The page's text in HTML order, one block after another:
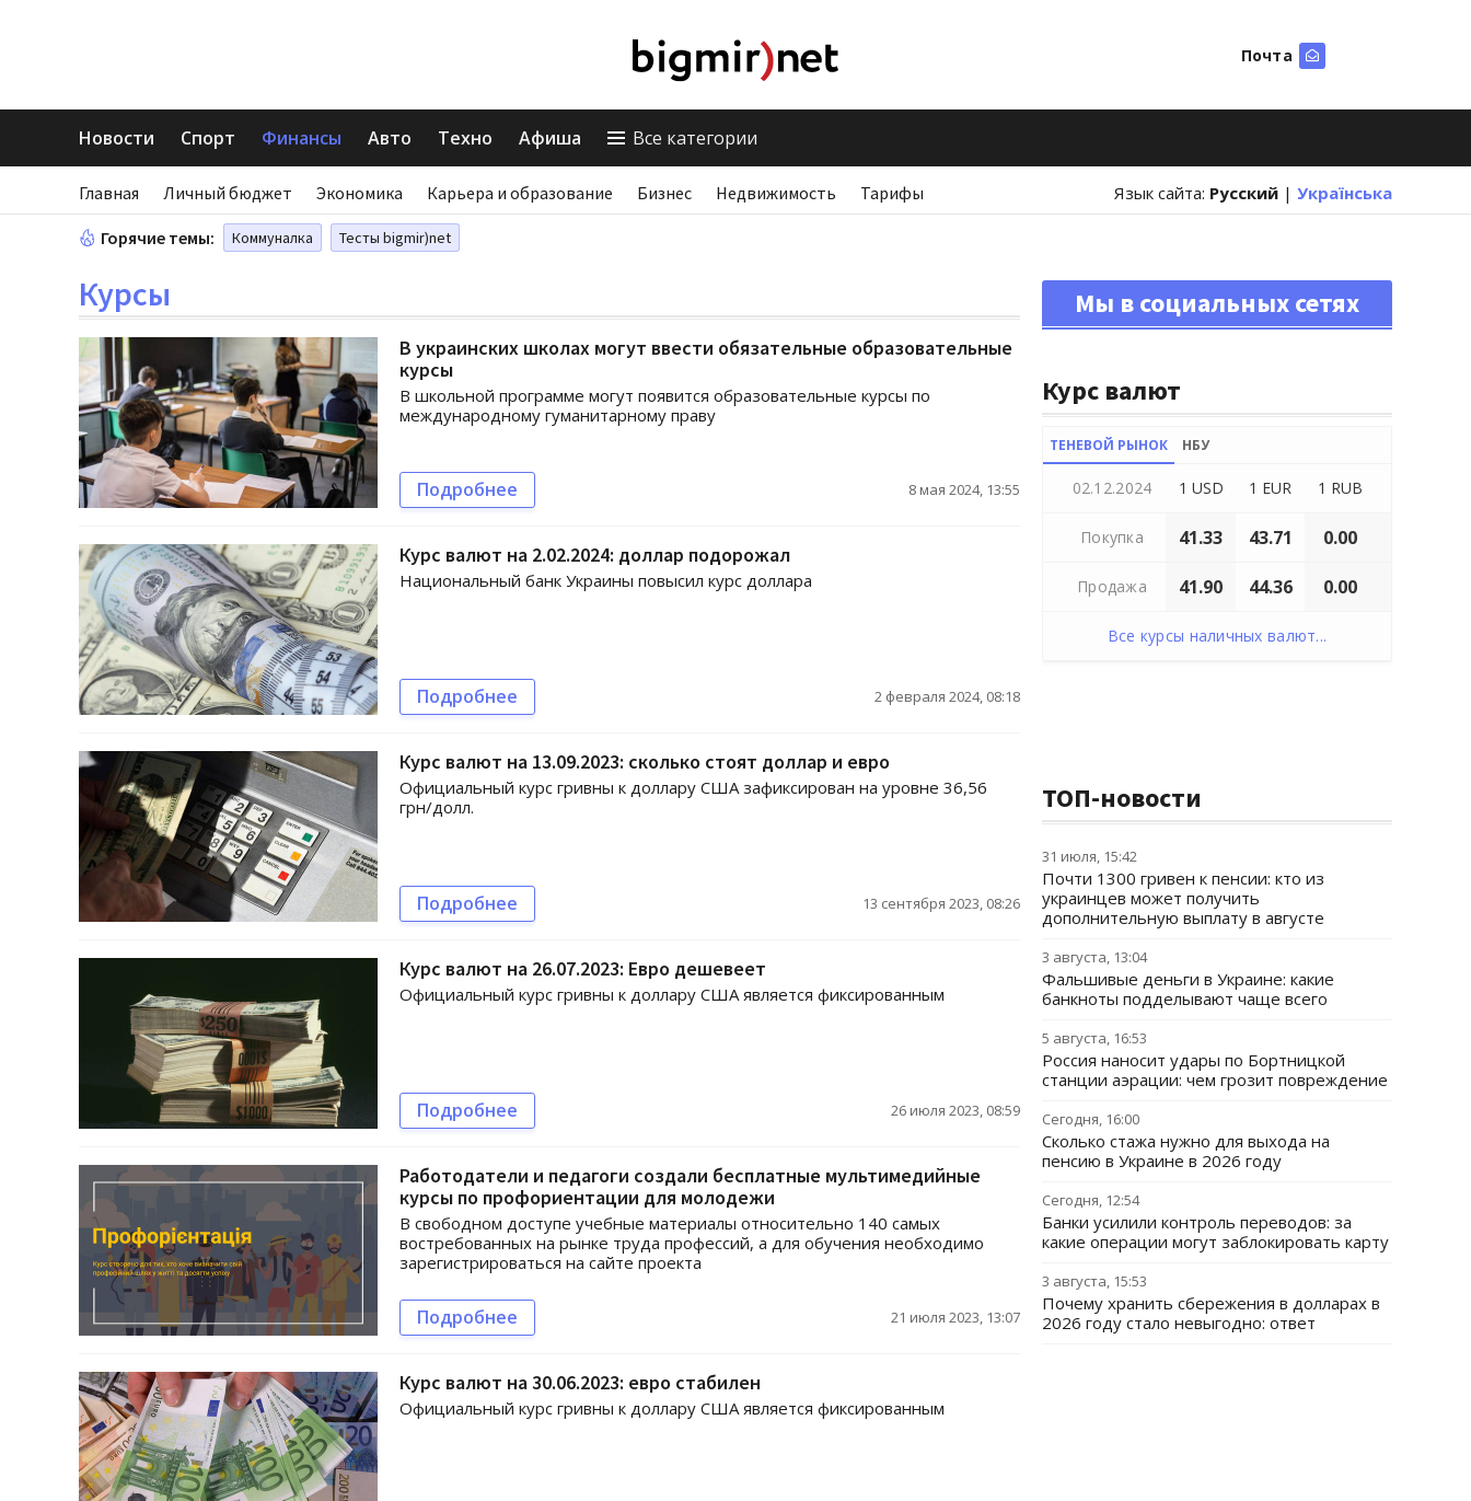
Почта
Новости Спорт Финансы Авто Техно Афиша Все категории
Главная Личный бюджет Экономика Карьера и образование Бизнес Недвижимость Тарифы Язык сайта: Русский | Українська
Горячие темы: Коммуналка Тесты bigmir)net
Курсы
В украинских школах могут ввести обязательные образовательные
курсы
В школьной программе могут появится образовательные курсы по
международному гуманитарному праву
Подробнее 8 мая 2024, 13:55
Курс валют на 2.02.2024: доллар подорожал
Национальный банк Украины повысил курс доллара
Подробнее 2 февраля 2024, 08:18
Курс валют на 13.09.2023: сколько стоят доллар и евро
Официальный курс гривны к доллару США зафиксирован на уровне 36,56
грн/долл.
Подробнее 13 сентября 2023, 08:26
Курс валют на 26.07.2023: Евро дешевеет
Официальный курс гривны к доллару США является фиксированным
Подробнее 26 июля 2023, 08:59
Работодатели и педагоги создали бесплатные мультимедийные
курсы по профориентации для молодежи
В свободном доступе учебные материалы относительно 140 самых
востребованных на рынке труда профессий, а для обучения необходимо
зарегистрироваться на сайте проекта
Подробнее 21 июля 2023, 13:07
Курс валют на 30.06.2023: евро стабилен
Официальный курс гривны к доллару США является фиксированным
Мы в социальных сетях
Курс валют
ТЕНЕВОЙ РЫНОК НБУ
02.12.2024 1 USD 1 EUR 1 RUB
Покупка 41.33 43.71 0.00
Продажа 41.90 44.36 0.00
Все курсы наличных валют...
ТОП-новости
31 июля, 15:42
Почти 1300 гривен к пенсии: кто из
украинцев может получить
дополнительную выплату в августе
3 августа, 13:04
Фальшивые деньги в Украине: какие
банкноты подделывают чаще всего
5 августа, 16:53
Россия наносит удары по Бортницкой
станции аэрации: чем грозит повреждение
Сегодня, 16:00
Сколько стажа нужно для выхода на
пенсию в Украине в 2026 году
Сегодня, 12:54
Банки усилили контроль переводов: за
какие операции могут заблокировать карту
3 августа, 15:53
Почему хранить сбережения в долларах в
2026 году стало невыгодно: ответ